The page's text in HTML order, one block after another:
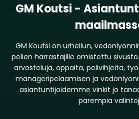
GM Koutsi -
GM Koutsi on urheilun,
pelien harrastajille omistettu
arvosteluja, oppaita, pelivihjeitä,
manageripelaamisen ja
asiantuntijoidemme vinkit jo
parempia